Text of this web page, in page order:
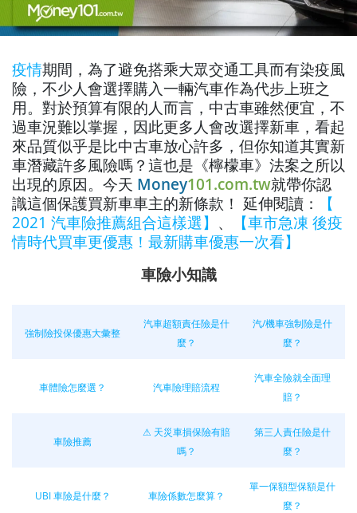
疫情期間，為了避免搭乘大眾交通工具而有染疫風
險，不少人會選擇購入一輛汽車作為代步上班之
用。對於預算有限的人而言，中古車雖然便宜，不
過車況難以掌握，因此更多人會改選擇新車，看起
來品質似乎是比中古車放心許多，但你知道其實新
車潛藏許多風險嗎？這也是《檸檬車》法案之所以
出現的原因。今天 Money101.com.tw就帶你認
識這個保護買新車車主的新條款！ 延伸閱讀：
【
2021 汽車險推薦組合這樣選】 、
【車市急凍 後疫
情時代買車更優惠！最新購車優惠一次看】
車險小知識
強制險投保優惠大彙整
汽車超額責任險是什
麼？
汽/機車強制險是什
麼？
車體險怎麼選？ 汽車險理賠流程
汽車全險就全面理
賠？
車險推薦
⚠ 天災車損保險有賠
嗎？
第三人責任險是什
麼？
UBI 車險是什麼？ 車險係數怎麼算？
單一保額型保額是什
麼？